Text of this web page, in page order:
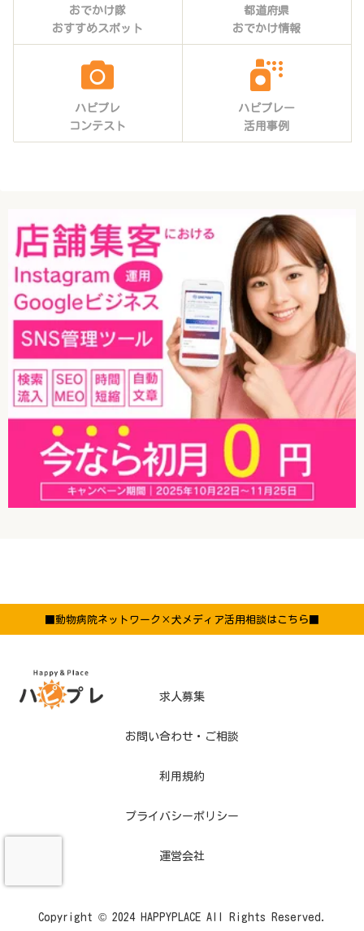
おでかけ隊
おすすめスポット
都道府県
おでかけ情報
ハピプレ
コンテスト
ハピプレー
活用事例
■動物病院ネットワーク×犬メディア活用相談はこちら■
求人募集
お問い合わせ・ご相談
利用規約
プライバシーポリシー
運営会社
Copyright © 2024 HAPPYPLACE All Rights Reserved.